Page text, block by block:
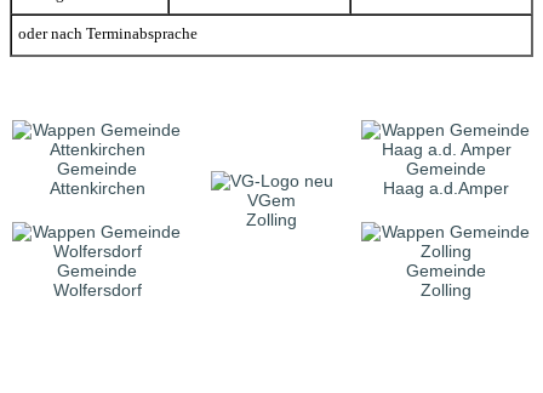
oder nach Terminabsprache
Gemeinde
Attenkirchen
VGem
Zolling
Gemeinde
Haag a.d.Amper
Gemeinde
Wolfersdorf
Gemeinde
Zolling